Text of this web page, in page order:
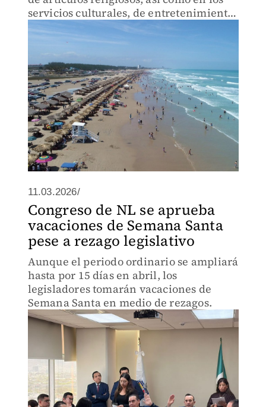
servicios culturales, de entretenimiento,
restaurantes y hoteles.
11.03.2026/
Congreso de NL se aprueba
vacaciones de Semana Santa
pese a rezago legislativo
Aunque el periodo ordinario se ampliará
hasta por 15 días en abril, los
legisladores tomarán vacaciones de
Semana Santa en medio de rezagos.